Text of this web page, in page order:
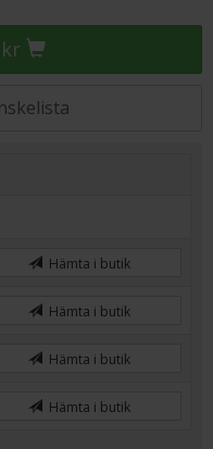
Hämta i butik
Hämta i butik
Hämta i butik
Hämta i butik